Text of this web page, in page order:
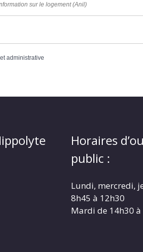
sur le logement (Anil)
administrative
Horaires
public :
Lundi, mercredi,
8h45 à 12h30
Mardi de 14h30 à